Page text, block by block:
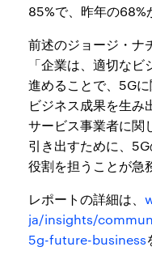
85%で、昨年の68%
前述のジョージ・ナ
「企業は、適切な
進めることで、5G
ビジネス成果を生み
サービス事業者に関
引き出すために、
役割を担うことが急
レポートの詳細は、
ja/insights/
5g-future-business